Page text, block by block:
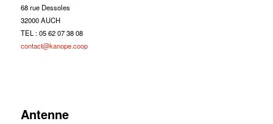
68 rue Dessoles
32000 AUCH
TEL : 05 62 07 38 08
contact@kanope.coop
Antenne